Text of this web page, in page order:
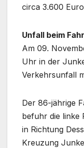
circa 3.600
Unfall beim
Am 09.
Uhr in der
Verkehrsunfall
Der 86-jährige
befuhr die linke
in Richtung
Kreuzung